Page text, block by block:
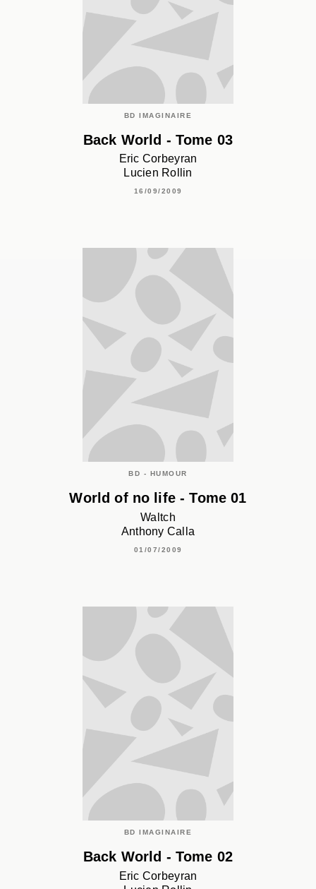
BD IMAGINAIRE
Back World - Tome 03
Eric Corbeyran
Lucien Rollin
16/09/2009
BD - HUMOUR
World of no life - Tome 01
Waltch
Anthony Calla
01/07/2009
BD IMAGINAIRE
Back World - Tome 02
Eric Corbeyran